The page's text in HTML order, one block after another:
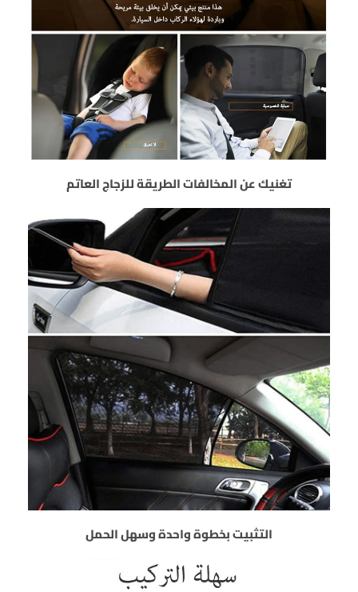
تغنيك عن المخالفات الطريقة للزجاج العاتم
التثبيت بخطوة واحدة وسهل الحمل